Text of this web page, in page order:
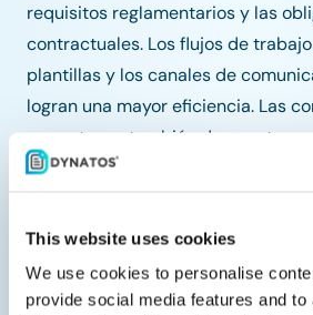
This website uses cookies
We use cookies to personalise
provide social media features and
requisitos reglamentarios y las
contractuales. Los flujos de
plantillas y los canales de
logran una mayor eficiencia. Las
y oportunas también demuestran
que anima a los proveedores a
Preguntas